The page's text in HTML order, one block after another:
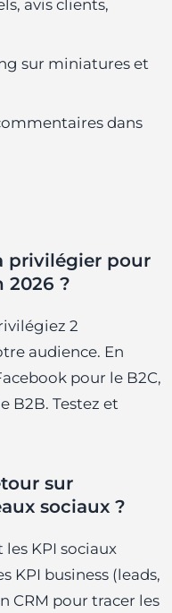
avis clients,
sur miniatures et
dans
privilégier pour
2026 ?
2
audience. En
pour le B2C,
B2B. Testez et
sur
sociaux ?
KPI sociaux
KPI business (leads,
CRM pour tracer les